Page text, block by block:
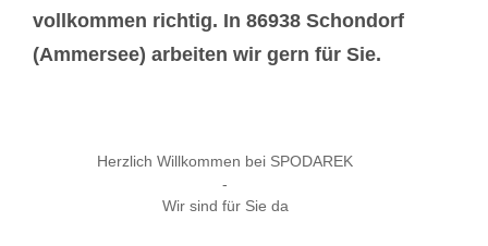
vollkommen richtig. In 86938 Schondorf
(Ammersee) arbeiten wir gern für Sie.
Herzlich Willkommen bei SPODAREK
-
Wir sind für Sie da